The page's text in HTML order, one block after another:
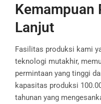
Kemampuan
Lanjut
Fasilitas produksi kami
teknologi mutakhir,
permintaan yang tinggi
kapasitas produksi
tahunan yang